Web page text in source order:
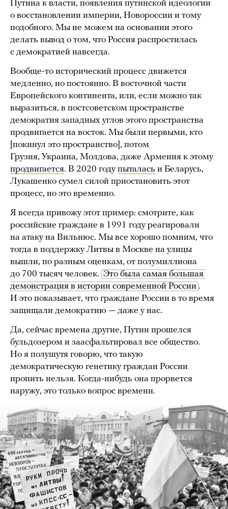
Путина к власти, появления путинской идеологии
о восстановлении империи, Новороссии и тому
подобного. Мы не можем на основании этого
делать вывод о том, что Россия распростилась
с демократией навсегда.
Вообще-то исторический процесс движется
медленно, но постоянно. В восточной части
Европейского континента, или, если можно так
выразиться, в постсоветском пространстве
демократия западных углов этого пространства
продвигается на восток. Мы были первыми, кто
[покинул это пространство], потом
Грузия, Украина, Молдова, даже Армения к этому
продвигается. В 2020 годупыталась и Беларусь,
Лукашенко сумел силой приостановить этот
процесс, но это временно.
Я всегда привожу этот пример: смотрите, как
российские граждане в 1991 году реагировали
на атаку на Вильнюс. Мы все хорошо помним, что
тогда в поддержку Литвы в Москве на улицы
вышли, по разным оценкам, от полумиллиона
до 700 тысяч человек. Это была самая большая
демонстрация в истории современной России .
И это показывает, что граждане России в то время
защищали демократию — даже у нас.
Да, сейчас времена другие, Путин прошелся
бульдозером и заасфальтировал все общество.
Но я полушутя говорю, что такую
демократическую генетику граждан России
пропить нельзя. Когда-нибудь она прорвется
наружу, это только вопрос времени.